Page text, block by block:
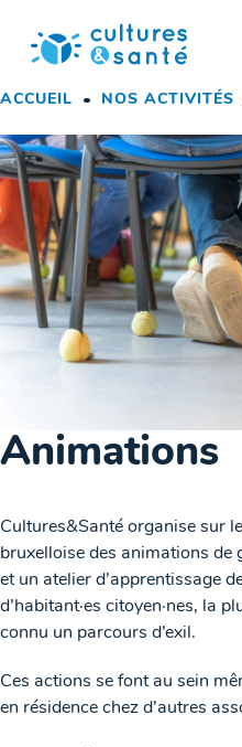
contenu
ACCUEIL NOS ACTIVITÉS
Animations
Cultures&Santé organise sur
bruxelloise des animations de
et un atelier d’apprentissage
d’habitant·es citoyen·nes, la
connu un parcours d’exil.
Ces actions se font au sein
en résidence chez d’autres